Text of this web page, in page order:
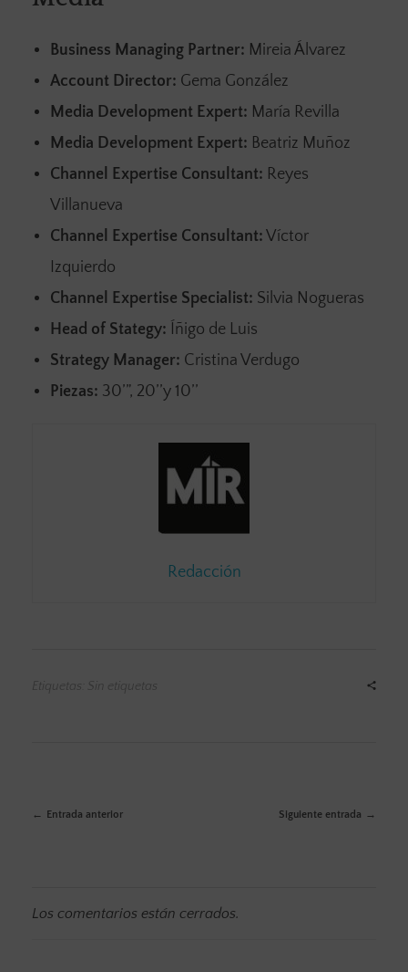
Business Managing Partner: Mireia Álvarez
Account Director: Gema González
Media Development Expert: María Revilla
Media Development Expert: Beatriz Muñoz
Channel Expertise Consultant: Reyes
Villanueva
Channel Expertise Consultant: Víctor
Izquierdo
Channel Expertise Specialist: Silvia Nogueras
Head of Stategy: Íñigo de Luis
Strategy Manager: Cristina Verdugo
Piezas: 30’”, 20’’y 10’’
Redacción
Etiquetas: Sin etiquetas
Entrada anterior Siguiente entrada
Los comentarios están cerrados.